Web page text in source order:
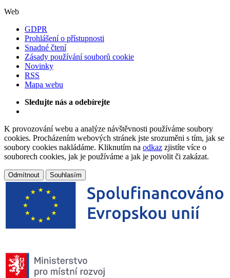
Web
GDPR
Prohlášení o přístupnosti
Snadné čtení
Zásady používání souborů cookie
Novinky
RSS
Mapa webu
Sledujte nás a odebírejte
K provozování webu a analýze návštěvnosti používáme soubory
cookies. Procházením webových stránek jste srozuměni s tím, jak se
soubory cookies nakládáme. Kliknutím na odkaz zjistíte více o
souborech cookies, jak je používáme a jak je povolit či zakázat.
Odmítnout Souhlasím